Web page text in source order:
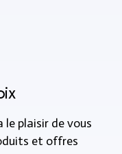
le plaisir de vous
et offres